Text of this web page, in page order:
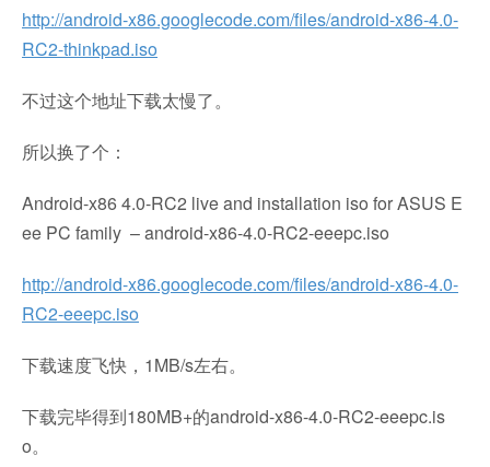
http://android-x86.googlecode.com/files/android-x86-4.0-
RC2-thinkpad.iso
不过这个地址下载太慢了。
所以换了个：
Android-x86 4.0-RC2 live and installation iso for ASUS E
ee PC family – android-x86-4.0-RC2-eeepc.iso
http://android-x86.googlecode.com/files/android-x86-4.0-
RC2-eeepc.iso
下载速度飞快，1MB/s左右。
下载完毕得到180MB+的android-x86-4.0-RC2-eeepc.is
o。